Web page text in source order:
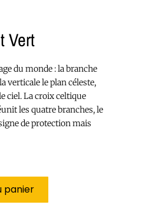
Vert
du monde : la branche
verticale le plan céleste,
ciel. La croix celtique
les quatre branches, le
de protection mais
panier